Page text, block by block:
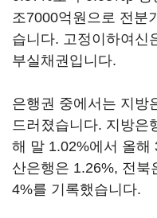
조7000억원으로 전분
습니다. 고정이하여신
부실채권입니다.
은행권 중에서는 지방
드러졌습니다. 지방은
해 말 1.02%에서 올해
산은행은 1.26%, 전북
4%를 기록했습니다.